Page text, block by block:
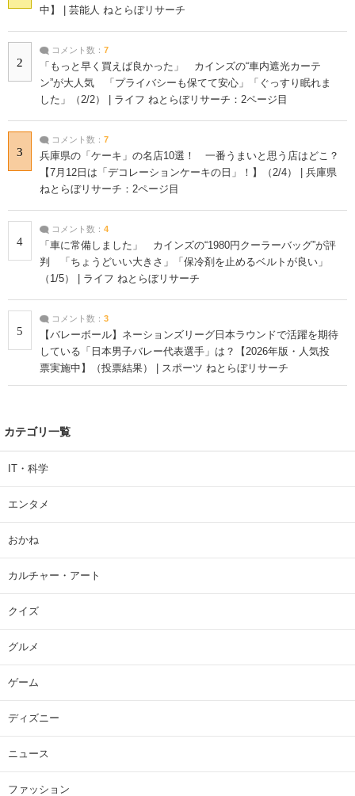
中】 | 芸能人 ねとらぼリサーチ
2
コメント数： 7
「もっと早く買えば良かった」 カインズの“車内遮光カーテ
ン”が大人気 「プライバシーも保てて安心」「ぐっすり眠れま
した」（2/2） | ライフ ねとらぼリサーチ：2ページ目
3
コメント数： 7
兵庫県の「ケーキ」の名店10選！ 一番うまいと思う店はどこ？
【7月12日は「デコレーションケーキの日」！】（2/4） | 兵庫県
ねとらぼリサーチ：2ページ目
4
コメント数： 4
「車に常備しました」 カインズの“1980円クーラーバッグ”が評
判 「ちょうどいい大きさ」「保冷剤を止めるベルトが良い」
（1/5） | ライフ ねとらぼリサーチ
5
コメント数： 3
【バレーボール】ネーションズリーグ日本ラウンドで活躍を期待
している「日本男子バレー代表選手」は？【2026年版・人気投
票実施中】（投票結果） | スポーツ ねとらぼリサーチ
カテゴリ一覧
IT・科学
エンタメ
おかね
カルチャー・アート
クイズ
グルメ
ゲーム
ディズニー
ニュース
ファッション